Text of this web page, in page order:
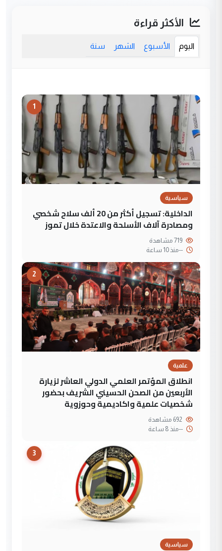
الأكثر قراءة
اليوم الأسبوع الشهر سنة
1
سياسية
الداخلية: تسجيل أكثر من 20 ألف سلاح شخصي
ومصادرة آلاف الأسلحة والاعتدة خلال تموز
--منذ 10 ساعة
2
علمية
انطلاق المؤتمر العلمي الدولي العاشر لزيارة
الأربعين من الصحن الحسيني الشريف بحضور
شخصيات علمية واكاديمية وحوزوية
--منذ 8 ساعة
3
سياسية